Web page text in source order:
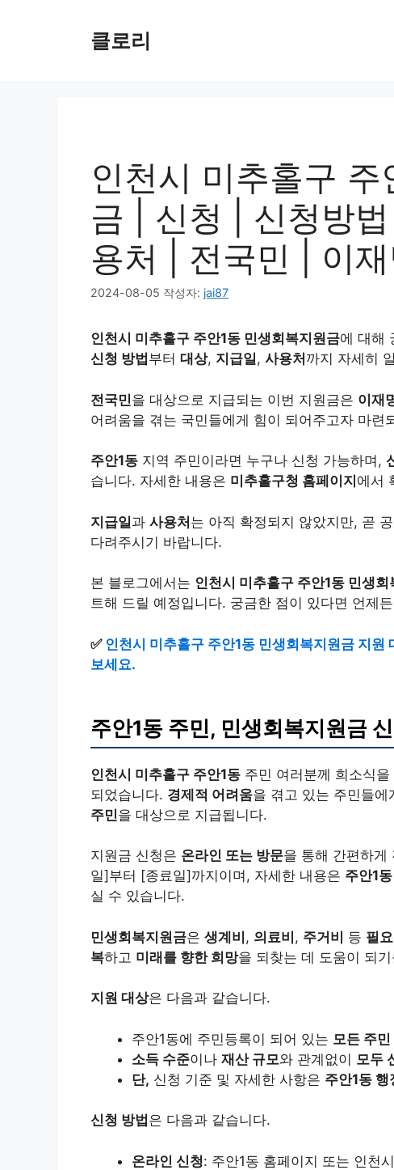
클로리
인천시 미추홀구 주
금 | 신청 | 신청방
용처 | 전국민 | 이
2024-08-05 작성자: jai87
인천시 미추홀구 주안1동 민생회복지원금에 대해
신청 방법 부터 대상, 지급일, 사용처 까지 자세히
전국민을 대상으로 지급되는 이번 지원금은 이재
어려움을 겪는 국민들에게 힘이 되어주고자 마련
주안1동 지역 주민이라면 누구나 신청 가능하며,
습니다. 자세한 내용은 미추홀구청 홈페이지 에서
지급일과 사용처는 아직 확정되지 않았지만, 곧
다려주시기 바랍니다.
본 블로그에서는 인천시 미추홀구 주안1동 민생회
트해 드릴 예정입니다. 궁금한 점이 있다면 언제
✅ 인천시 미추홀구 주안1동 민생회복지원금 지원
보세요.
주안1동 주민, 민생회복지원금
인천시 미추홀구 주안1동 주민 여러분께 희소식을
되었습니다. 경제적 어려움을 겪고 있는 주민들
주민을 대상으로 지급됩니다.
지원금 신청은 온라인 또는 방문을 통해 간편하게
일]부터 [종료일]까지이며, 자세한 내용은 주안1
실 수 있습니다.
민생회복지원금은 생계비, 의료비, 주거비 등 필
복하고 미래를 향한 희망을 되찾는 데 도움이 되
지원 대상은 다음과 같습니다.
주안1동에 주민등록이 되어 있는 모든 주민
소득 수준이나 재산 규모와 관계없이 모두
단, 신청 기준 및 자세한 사항은 주안1동 행
신청 방법 은 다음과 같습니다.
온라인 신청: 주안1동 홈페이지 또는 인천